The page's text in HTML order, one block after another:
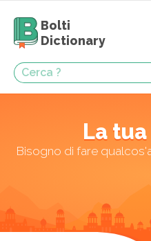
Bolti
Dictionary
La
Bisogno di fare